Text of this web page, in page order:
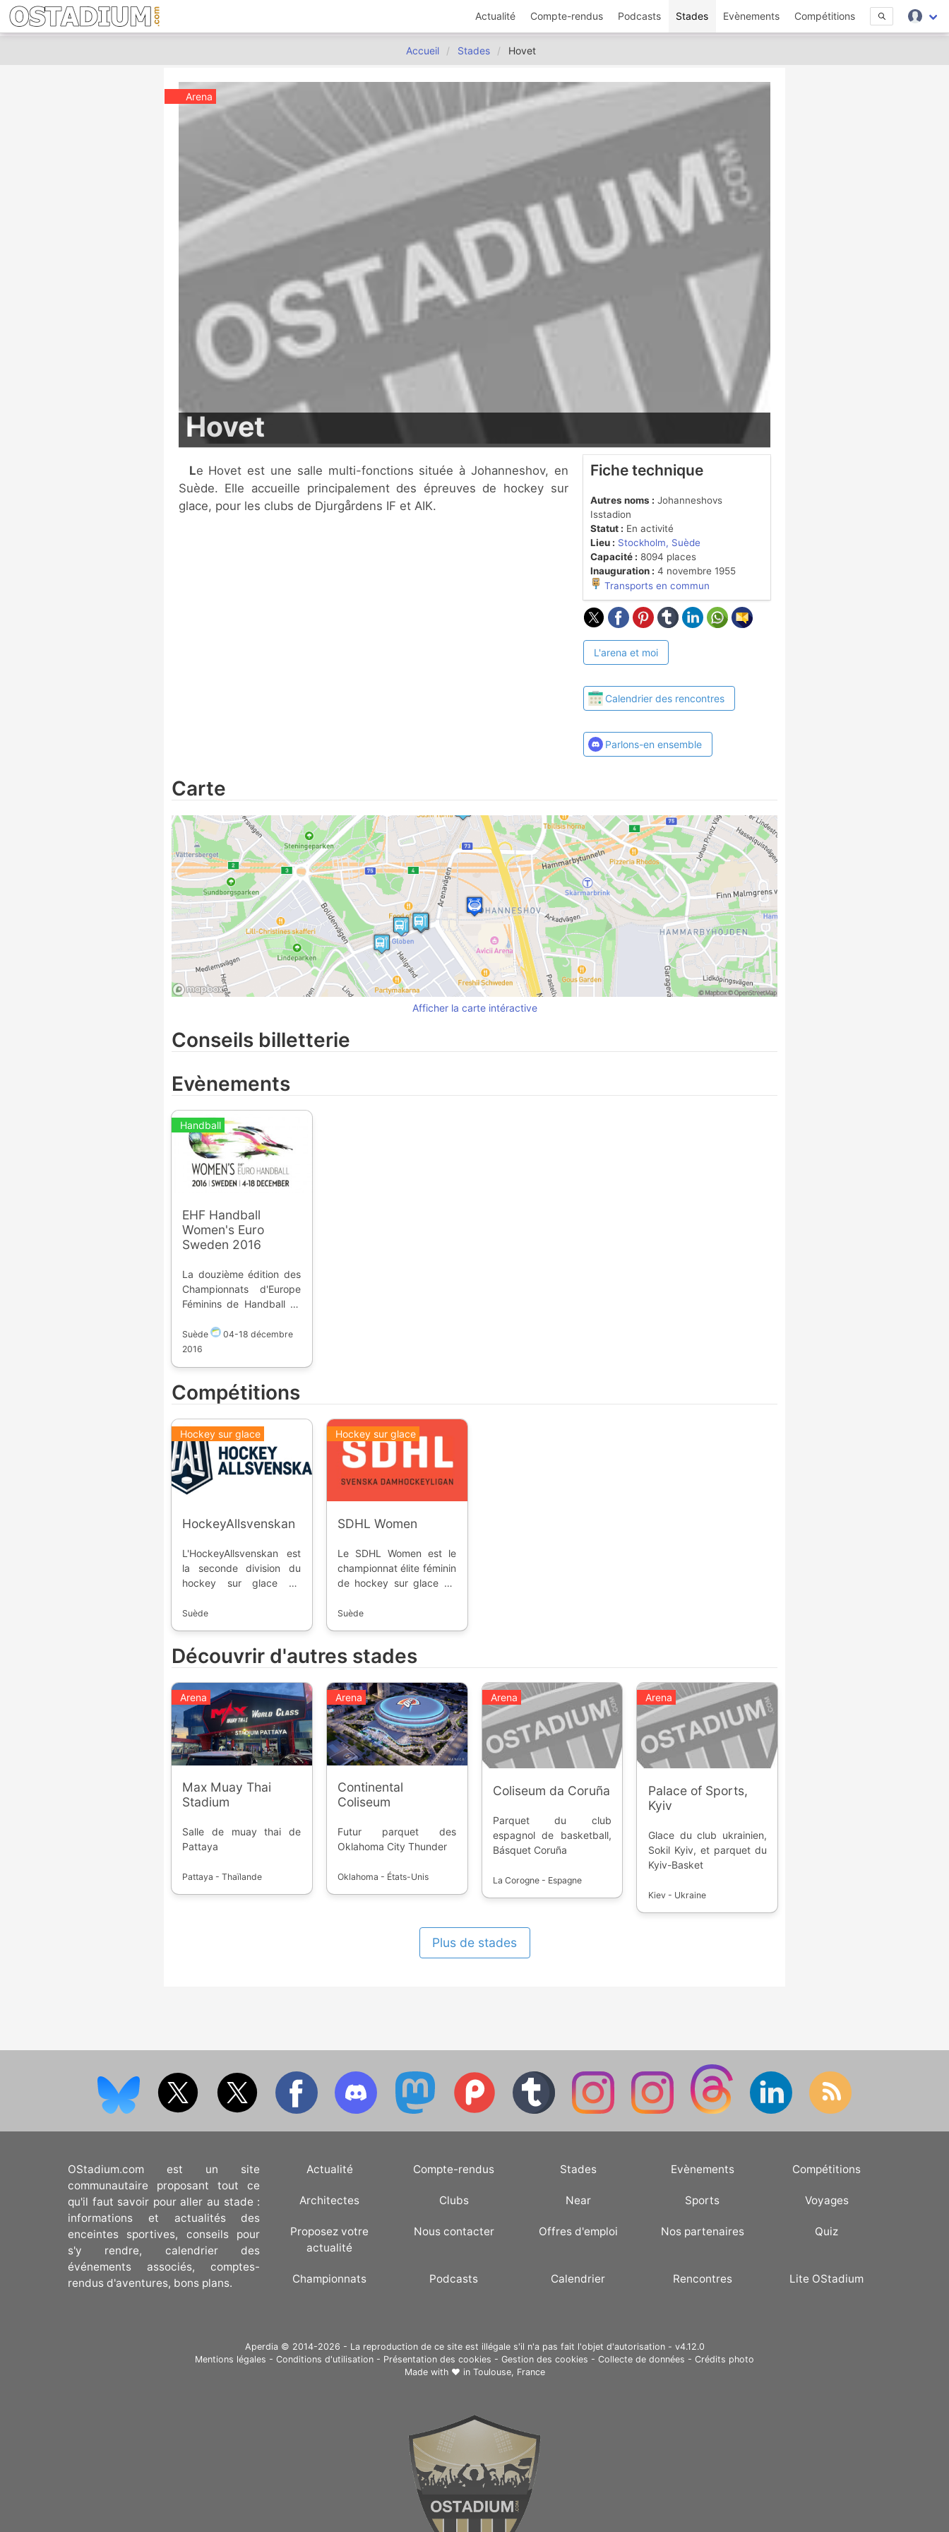
Actualité Compte-rendus Podcasts Stades Evènements Compétitions
Accueil Stades Hovet
Arena
Hovet
Le Hovet est une salle multi-fonctions située à Johanneshov, en
Suède. Elle accueille principalement des épreuves de hockey sur
glace, pour les clubs de Djurgårdens IF et AIK.
Fiche technique
Autres noms : Johanneshovs
Isstadion
Statut : En activité
Lieu : Stockholm, Suède
Capacité : 8094 places
Inauguration : 4 novembre 1955
Transports en commun
L'arena et moi
Calendrier des rencontres
Parlons-en ensemble
Carte
Afficher la carte intéractive
Conseils billetterie
Evènements
Handball
EHF Handball
Women's Euro
Sweden 2016
La douzième édition des
Championnats d'Europe
Féminins de Handball se
villes et 5 arenas. Seize
équipes s'affrontent.
France
Suède 04-18 décembre
2016
Compétitions
Hockey sur glace
HockeyAllsvenskan
L'HockeyAllsvenskan est
la seconde division du
hockey sur glace de
la compétition permet
Suède
Hockey sur glace
SDHL Women
Le SDHL Women est le
championnat élite féminin
de hockey sur glace de
la compétition permet
européennes.
Suède
Découvrir d'autres stades
Arena
Max Muay Thai
Stadium
Salle de muay thai de
Pattaya
Pattaya - Thaïlande
Arena
Continental
Coliseum
Futur parquet des
Oklahoma City Thunder
Oklahoma - États-Unis
Arena
Coliseum da Coruña
Parquet du club
espagnol de basketball,
Básquet Coruña
La Corogne - Espagne
Arena
Palace of Sports,
Kyiv
Glace du club ukrainien,
Sokil Kyiv, et parquet du
Kyiv-Basket
Kiev - Ukraine
Plus de stades
OStadium.com est un site
communautaire proposant tout ce
qu'il faut savoir pour aller au stade :
informations et actualités des
enceintes sportives, conseils pour
s'y rendre, calendrier des
événements associés, comptes-
rendus d'aventures, bons plans.
Actualité Compte-rendus Stades Evènements Compétitions
Architectes Clubs Near Sports Voyages
Proposez votre
actualité
Nous contacter Offres d'emploi Nos partenaires Quiz
Championnats Podcasts Calendrier Rencontres Lite OStadium
Aperdia © 2014-2026 - La reproduction de ce site est illégale s'il n'a pas fait l'objet d'autorisation - v4.12.0
Mentions légales - Conditions d'utilisation - Présentation des cookies - Gestion des cookies - Collecte de données - Crédits photo
Made with ❤ in Toulouse, France